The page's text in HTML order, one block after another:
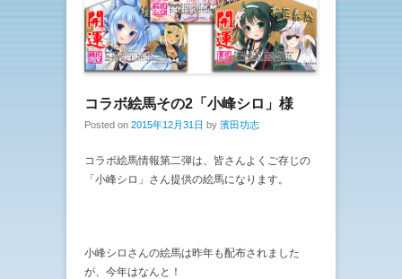
コラボ絵馬その2「小峰シロ」様
Posted on 2015年12月31日 by 濱田功志
コラボ絵馬情報第二弾は、皆さんよくご存じの
「小峰シロ」さん提供の絵馬になります。
小峰シロさんの絵馬は昨年も配布されました
が、今年はなんと！